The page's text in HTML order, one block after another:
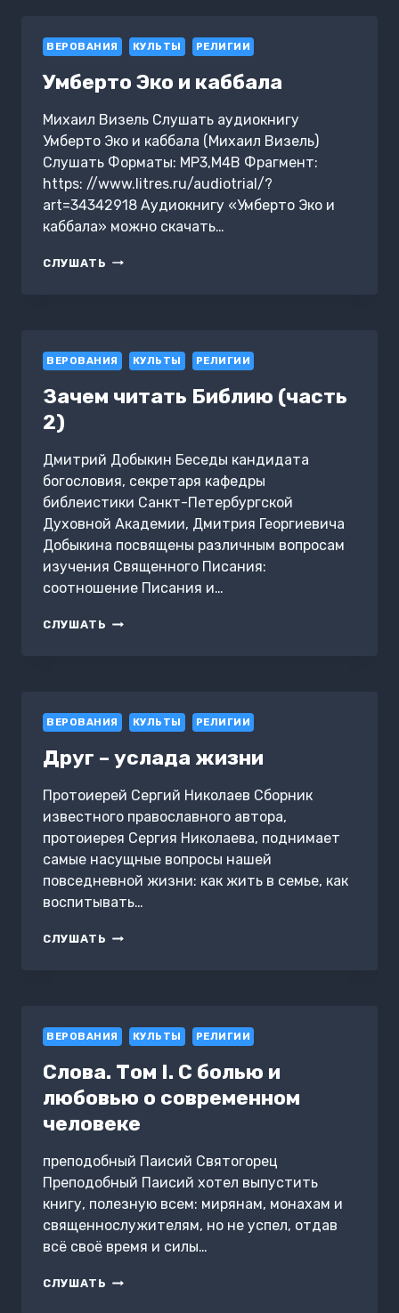
ВЕРОВАНИЯ КУЛЬТЫ РЕЛИГИИ
Умберто Эко и каббала
Михаил Визель Слушать аудиокнигу
Умберто Эко и каббала (Михаил Визель)
Слушать Форматы: MP3,M4B Фрагмент:
https: //www.litres.ru/audiotrial/?
art=34342918 Аудиокнигу «Умберто Эко и
каббала» можно скачать…
СЛУШАТЬ УМБЕРТО
ВЕРОВАНИЯ КУЛЬТЫ РЕЛИГИИ
Зачем читать Библию (часть
2)
Дмитрий Добыкин Беседы кандидата
богословия, секретаря кафедры
библеистики Санкт-Петербургской
Духовной Академии, Дмитрия Георгиевича
Добыкина посвящены различным вопросам
изучения Священного Писания:
соотношение Писания и…
СЛУШАТЬ ЗАЧЕМ
ВЕРОВАНИЯ КУЛЬТЫ РЕЛИГИИ
Друг – услада жизни
Протоиерей Сергий Николаев Сборник
известного православного автора,
протоиерея Сергия Николаева, поднимает
самые насущные вопросы нашей
повседневной жизни: как жить в семье, как
воспитывать…
СЛУШАТЬ ДРУГ
ВЕРОВАНИЯ КУЛЬТЫ РЕЛИГИИ
Слова. Том I. С болью и
любовью о современном
человеке
преподобный Паисий Святогорец
Преподобный Паисий хотел выпустить
книгу, полезную всем: мирянам, монахам и
священнослужителям, но не успел, отдав
всё своё время и силы…
СЛУШАТЬ СЛОВА.